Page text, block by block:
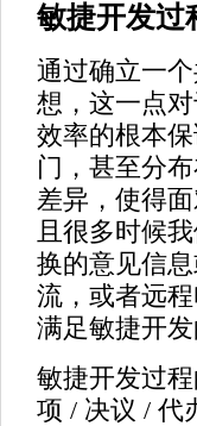
敏捷开发过
通过确立一
想，这一点
效率的根本
门，甚至分
差异，使得
且很多时候
换的意见信
流，或者远
满足敏捷开发
敏捷开发过
项 / 决议 / 代